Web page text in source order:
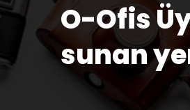
O-Ofis
sunan